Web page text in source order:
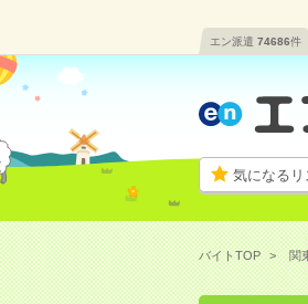
エン派遣 74686件
気になるリ
バイトTOP 関